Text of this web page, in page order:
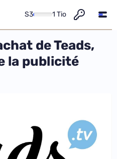
S3 1 Tio
de Teads,
la publicité